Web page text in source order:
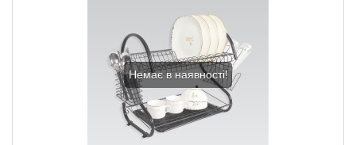
Немає в наявності!